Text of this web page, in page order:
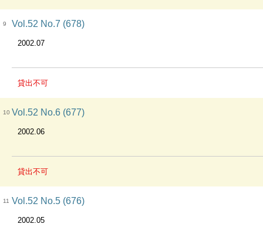
9 Vol.52 No.7 (678)
2002.07
貸出不可
10 Vol.52 No.6 (677)
2002.06
貸出不可
11 Vol.52 No.5 (676)
2002.05